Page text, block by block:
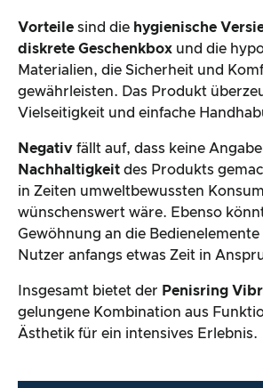
Vorteile sind die hygienische
diskrete Geschenkbox und die
Materialien, die Sicherheit und
gewährleisten. Das Produkt
Vielseitigkeit und einfache
Negativ fällt auf, dass keine
Nachhaltigkeit des Produkts
in Zeiten umweltbewussten
wünschenswert wäre. Ebenso
Gewöhnung an die
Nutzer anfangs etwas Zeit in
Insgesamt bietet der Penisring
gelungene Kombination aus
Ästhetik für ein intensives Erlebnis.